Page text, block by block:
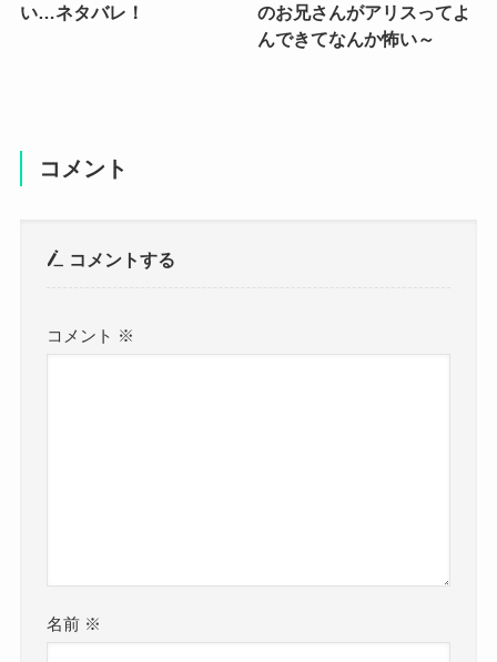
い…ネタバレ！
のお兄さんがアリスってよ
んできてなんか怖い～
コメント
コメントする
コメント ※
名前 ※